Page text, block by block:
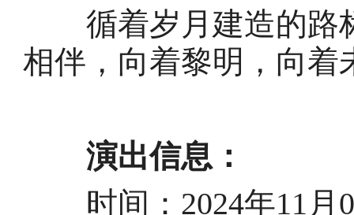
循着岁月建造的路
相伴，向着黎明，向着
演出信息：
时间：2024年11月